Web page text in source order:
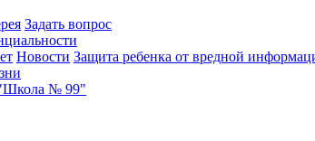
Задать вопрос
Новости Защита ребенка от вредной
№ 99"